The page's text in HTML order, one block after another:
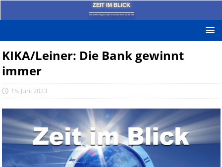
ZEIT IM BLICK
Das News-Blog mit dem kritischen Blick auf die Zeit!
KIKA/Leiner: Die Bank gewinnt
immer
15. Juni 2023